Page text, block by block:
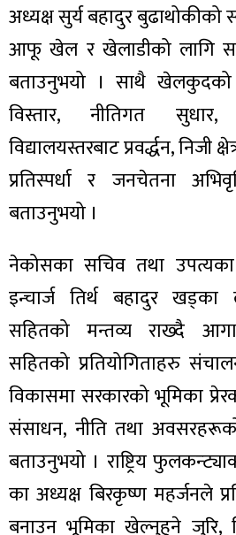
अध्यक्ष सुर्य बहादुर बुढाथोकीको
आफू खेल र खेलाडीको लागि
बताउनुभयो । साथै खेलकुदको
विस्तार, नीतिगत सुधार,
विद्यालयस्तरबाट प्रवर्द्धन, निजी
प्रतिस्पर्धा र जनचेतना
बताउनुभयो ।
नेकोसका सचिव तथा
इन्चार्ज तिर्थ बहादुर
सहितको मन्तव्य राख्दै
सहितको प्रतियोगिताहरु
विकासमा सरकारको भूमिका
संसाधन, नीति तथा अवसरहरूको
बताउनुभयो । राष्ट्रिय
का अध्यक्ष बिरकृष्ण महर्जनले
बनाउन भूमिका खेल्नुहुने जुरि,